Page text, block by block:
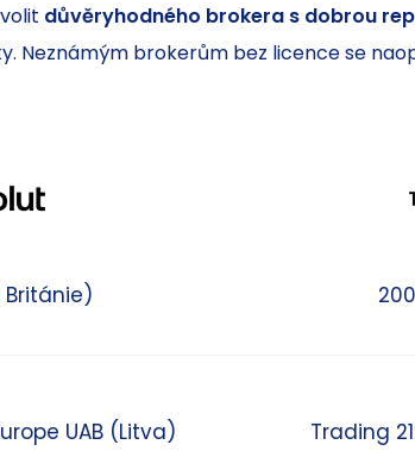
důvěryhodného brokera s dobrou
Neznámým brokerům bez licence se
Británie)
UAB (Litva) Trading